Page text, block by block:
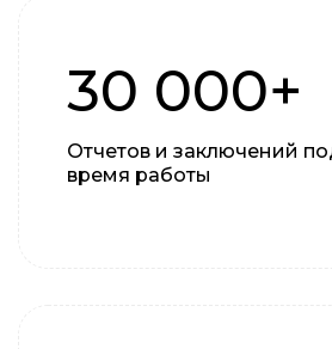
30 000+
Отчетов и заключений
время работы